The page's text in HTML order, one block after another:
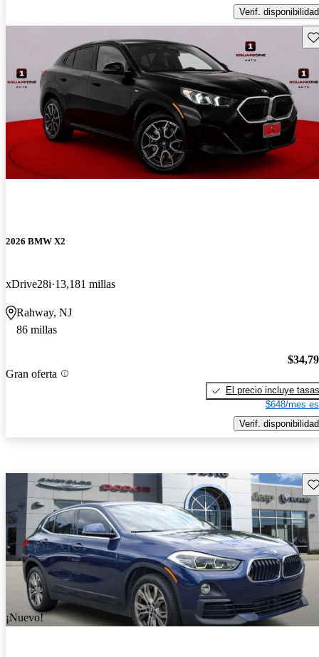
Verif. disponibilidad
2026 BMW X2
xDrive28i 13,181 millas
Rahway, NJ
86 millas
Gran oferta
El precio incluye tasas
$648/mes
Verif. disponibilidad
¡Nuevo!